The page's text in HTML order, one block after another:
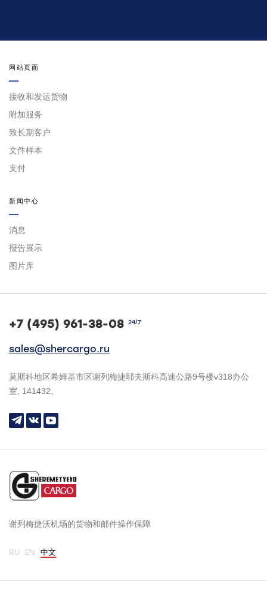
网站页面
接收和发运货物
附加服务
致长期客户
文件样本
支付
新闻中心
消息
报告展示
图片库
+7 (495) 961-38-08 24/7
sales@shercargo.ru
莫斯科地区希姆基市区谢列梅捷耶夫斯科高速公路9号楼v318办公
室, 141432。
谢列梅捷沃机场的货物和邮件操作保障
RU EN 中文